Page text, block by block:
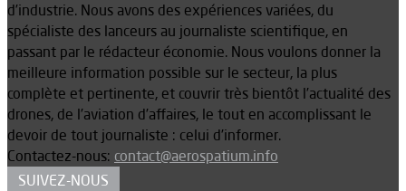
d’industrie. Nous avons des expériences variées, du
spécialiste des lanceurs au journaliste scientifique, en
passant par le rédacteur économie. Nous voulons donner la
meilleure information possible sur le secteur, la plus
complète et pertinente, et couvrir très bientôt l’actualité des
drones, de l’aviation d’affaires, le tout en accomplissant le
devoir de tout journaliste : celui d’informer.
Contactez-nous: contact@aerospatium.info
SUIVEZ-NOUS